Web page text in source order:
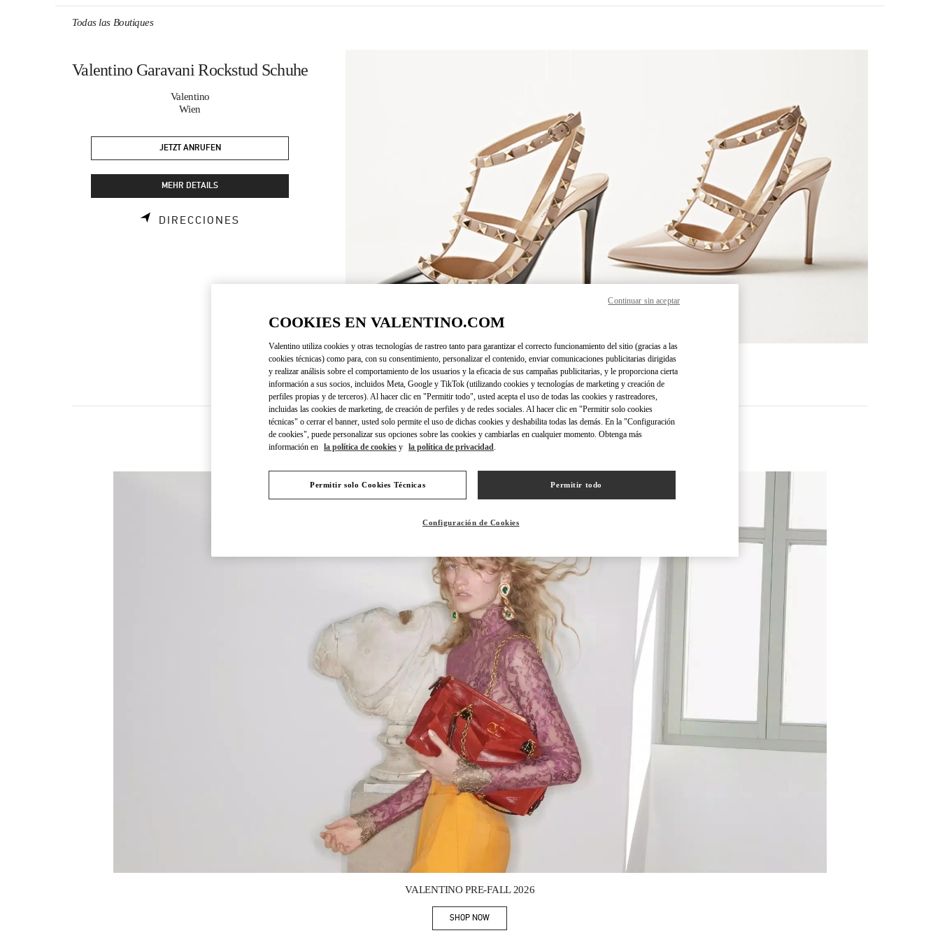
Todas las Boutiques
Valentino Garavani Rockstud Schuhe
Valentino
Wien
JETZT ANRUFEN
MEHR DETAILS
DIRECCIONES
ENTDECKEN SIE MEHR
Link Opens in New Tab
NOVEDADES
VALENTINO PRE-FALL 2026
SHOP NOWLink Opens in New Tab
COOKIES EN VALENTINO.COM
Valentino utiliza cookies y otras tecnologías de rastreo tanto para garantizar el correcto funcionamiento del sitio (gracias a las
cookies técnicas) como para, con su consentimiento, personalizar el contenido, enviar comunicaciones publicitarias dirigidas
y realizar análisis sobre el comportamiento de los usuarios y la eficacia de sus campañas publicitarias, y le proporciona cierta
información a sus socios, incluidos Meta, Google y TikTok (utilizando cookies y tecnologías de marketing y creación de
perfiles propias y de terceros). Al hacer clic en "Permitir todo", usted acepta el uso de todas las cookies y rastreadores,
incluidas las cookies de marketing, de creación de perfiles y de redes sociales. Al hacer clic en "Permitir solo cookies
técnicas" o cerrar el banner, usted solo permite el uso de dichas cookies y deshabilita todas las demás. En la "Configuración
de cookies", puede personalizar sus opciones sobre las cookies y cambiarlas en cualquier momento. Obtenga más
información en la política de cookies y la política de privacidad.
Permitir solo Cookies Técnicas Permitir todo
Configuración de Cookies
Continuar sin aceptar